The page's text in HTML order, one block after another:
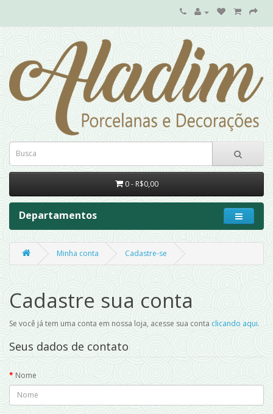
0 - R$0,00
Departamentos
Minha conta Cadastre-se
Cadastre sua conta
Se você já tem uma conta em nossa loja, acesse sua conta clicando aqui.
Seus dados de contato
Nome